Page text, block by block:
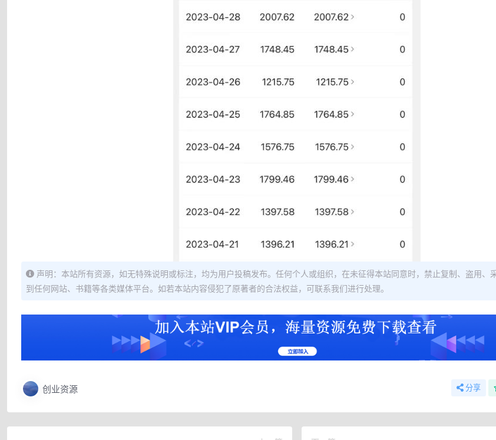
声明：本站所有资源，如无特殊说明或标注，均为用户投稿发布。任何个人或组织，在未征得本站同意时，禁止复制、盗用、
到任何网站、书籍等各类媒体平台。如若本站内容侵犯了原著者的合法权益，可联系我们进行处理。
创业资源 分享